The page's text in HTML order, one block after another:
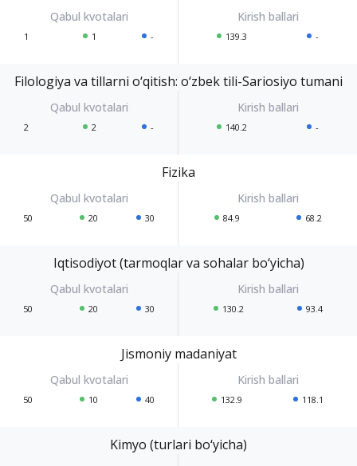
1 1 - 139.3 -
Filologiya va tillarni o‘qitish: o‘zbek tili-Sariosiyo tumani
2 2 - 140.2 -
Fizika
50 20 30 84.9 68.2
Iqtisodiyot (tarmoqlar va sohalar bo‘yicha)
50 20 30 130.2 93.4
Jismoniy madaniyat
50 10 40 132.9 118.1
Kimyo (turlari bo‘yicha)